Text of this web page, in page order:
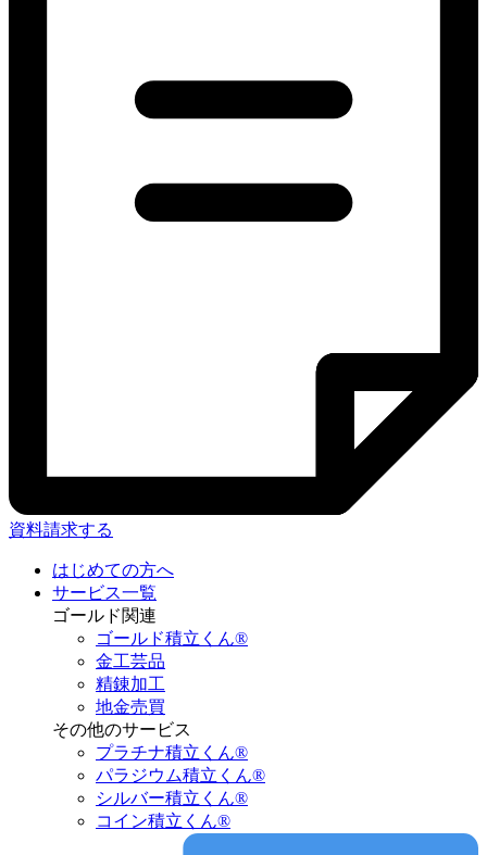
資料請求する
はじめての方へ
サービス一覧
ゴールド関連
ゴールド積立くん®︎
金工芸品
精錬加工
地金売買
その他のサービス
プラチナ積立くん®︎
パラジウム積立くん®︎
シルバー積立くん®︎
コイン積立くん®︎